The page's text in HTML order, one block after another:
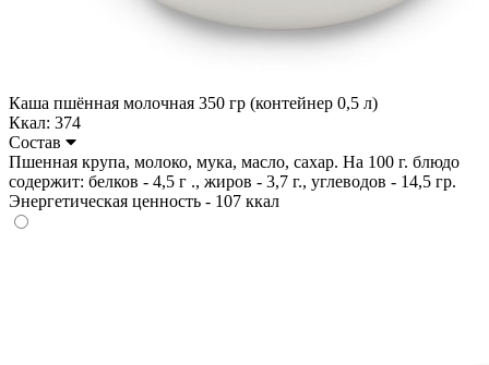
Каша пшённая молочная 350 гр (контейнер 0,5 л)
Ккал: 374
Состав
Пшенная крупа, молоко, мука, масло, сахар. На 100 г. блюдо
содержит: белков - 4,5 г ., жиров - 3,7 г., углеводов - 14,5 гр.
Энергетическая ценность - 107 ккал